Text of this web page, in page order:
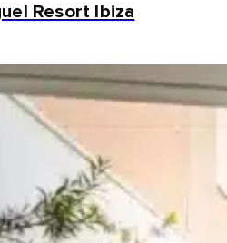
Resort Ibiza